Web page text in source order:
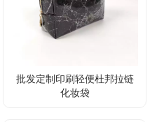
批发定制印刷轻便杜邦拉链
化妆袋